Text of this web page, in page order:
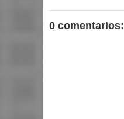
0 comentarios: